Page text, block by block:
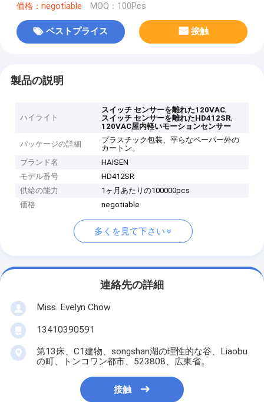
価格：negotiable MOQ：100Pcs
ベストプライス 接触
製品の説明
ハイライト
スイッチ センサーを離れた120VAC,
スイッチ センサーを離れたHD412SR,
120VAC屋内軽いモーションセンサー
パッケージの詳細
プラスチック包装、平らなペーパー外の
カートン。
ブランド名
HAISEN
モデル番号
HD412SR
供給の能力
1ヶ月あたりの100000pcs
価格
negotiable
多くを見て下さい
連絡先の詳細
Miss. Evelyn Chow
13410390591
第13床、C1建物、songshan湖の理性的な谷、Liaobu
の町、トンコワン都市、523808、広東省。
接触